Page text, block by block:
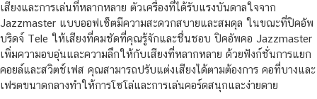
เสียงและการเล่นที่หลากหลาย ตัวเครื่องที่ได้รับแรงบันดาลใจจาก
Jazzmaster แบบออฟเซ็ตมีความสะดวกสบายและสมดุล ในขณะที่ปิคอัพ
บริดจ์ Tele ให้เสียงที่คมชัดที่คุณรู้จักและชื่นชอบ ปิคอัพคอ Jazzmaster
เพิ่มความอบอุ่นและความลึกให้กับเสียงที่หลากหลาย ด้วยฟังก์ชั่นการแยก
คอยล์และสวิตช์เฟส คุณสามารถปรับแต่งเสียงได้ตามต้องการ คอที่บางและ
เฟรตขนาดกลางทำให้การโซโล่และการเล่นคอร์ดสนุกและง่ายดาย